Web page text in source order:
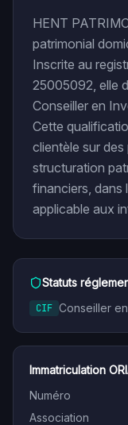
HENT
patrimonial
Inscrite au
25005092, elle
Conseiller en
Cette
clientèle sur
structuration
financiers, dans
applicable aux
Statuts
CIF Conseiller
Immatriculation
Numéro
Association